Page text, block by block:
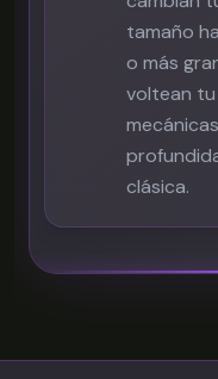
tamaño
o más
voltean tu
clásica.